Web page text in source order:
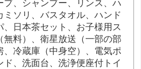
プ、シャンプー、リンス、ハ
ミソリ、バスタオル、ハンド
、日本茶セット、お子様用ス
無料）、衛星放送（一部の部
、冷蔵庫（中身空）、電気ポ
ド、洗面台、洗浄便座付トイ